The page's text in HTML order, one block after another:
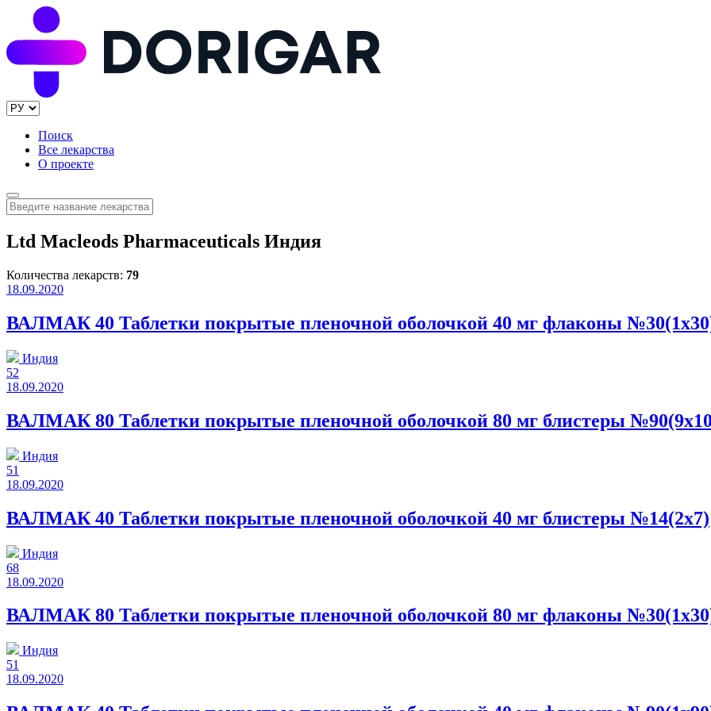
Поиск
Все лекарства
О проекте
Ltd Macleods Pharmaceuticals Индия
Количества лекарств: 79
18.09.2020
ВАЛМАК 40 Таблетки покрытые пленочной оболочкой 40 мг флаконы
Индия
52
18.09.2020
ВАЛМАК 80 Таблетки покрытые пленочной оболочкой 80 мг блистеры
Индия
51
18.09.2020
ВАЛМАК 40 Таблетки покрытые пленочной оболочкой 40 мг блистеры №14(2x7)
Индия
68
18.09.2020
ВАЛМАК 80 Таблетки покрытые пленочной оболочкой 80 мг флаконы
Индия
51
18.09.2020